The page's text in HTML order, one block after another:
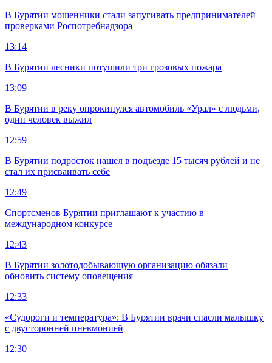
В Бурятии мошенники стали запугивать предпринимателей
проверками Роспотребнадзора
13:14
В Бурятии лесники потушили три грозовых пожара
13:09
В Бурятии в реку опрокинулся автомобиль «Урал» с людьми,
один человек выжил
12:59
В Бурятии подросток нашел в подъезде 15 тысяч рублей и не
стал их присваивать себе
12:49
Спортсменов Бурятии приглашают к участию в
международном конкурсе
12:43
В Бурятии золотодобывающую организацию обязали
обновить систему оповещения
12:33
«Судороги и температура»: В Бурятии врачи спасли малышку
с двусторонней пневмонией
12:30